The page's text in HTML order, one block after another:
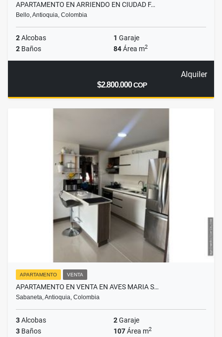
APARTAMENTO EN ARRIENDO EN CIUDAD F…
Bello, Antioquia, Colombia
2Alcobas 1 Garaje
2 Baños 84Área m2
Alquiler
$2.800.000COP
APARTAMENTO VENTA
APARTAMENTO EN VENTA EN AVES MARIA S…
Sabaneta, Antioquia, Colombia
3Alcobas 2Garaje
3 Baños 107Área m2